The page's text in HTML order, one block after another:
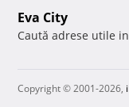
Eva City
Caută adrese utile
Copyright © 2001-2026,